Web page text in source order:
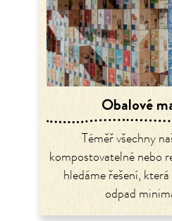
Obalové
Téměř všechny
kompostovatelné nebo
hledáme řešení,
odpad